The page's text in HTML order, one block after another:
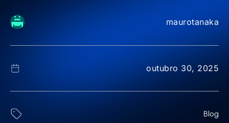
maurotanaka
outubro 30, 2025
Blog